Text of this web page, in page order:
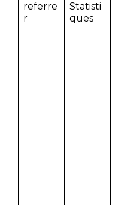
referre
r
Statisti
ques